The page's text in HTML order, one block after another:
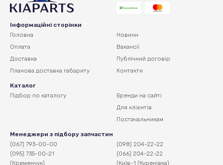
Інформаційні сторінки
Головна
Оплата
Доставка
Планова доставка габариту
Новини
Вакансії
Публічний договір
Контакти
Каталог
Підбор по каталогу
Бренди на сайті
Для клієнтів
Постачальникам
Менеджери з підбору запчастин
(067) 793-00-00
(095) 735-00-21
(Кременчук)
(098) 204-22-22
(066) 204-22-22
(Київ-1 (Куренівка)